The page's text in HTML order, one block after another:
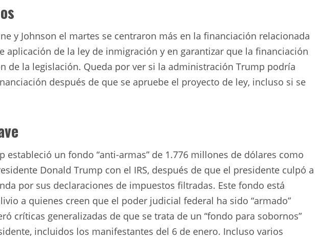
y Johnson el martes se centraron más en la financiación relacionada
aplicación de la ley de inmigración y en garantizar que la financiación
de la legislación. Queda por ver si la administración Trump podría
después de que se apruebe el proyecto de ley, incluso si se
estableció un fondo “anti-armas” de 1.776 millones de dólares como
Donald Trump con el IRS, después de que el presidente culpó a
por sus declaraciones de impuestos filtradas. Este fondo está
a quienes creen que el poder judicial federal ha sido “armado”
críticas generalizadas de que se trata de un “fondo para sobornos”
incluidos los manifestantes del 6 de enero. Incluso varios